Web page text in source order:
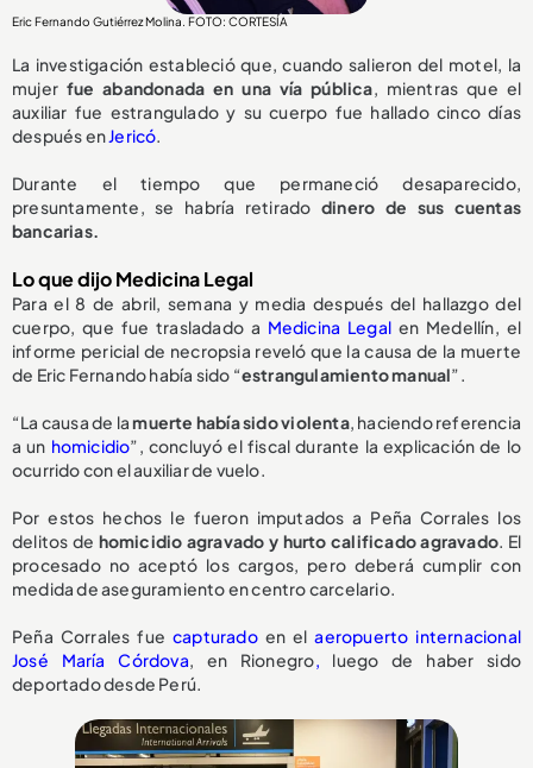
Eric Fernando Gutiérrez Molina. FOTO: CORTESÍA
La investigación estableció que, cuando salieron del motel, la
mujer fue abandonada en una vía pública, mientras que el
auxiliar fue estrangulado y su cuerpo fue hallado cinco días
después enJericó.
Durante el tiempo que permaneció desaparecido,
presuntamente, se habría retirado dinero de sus cuentas
bancarias.
Lo que dijo Medicina Legal
Para el 8 de abril, semana y media después del hallazgo del
cuerpo, que fue trasladado a Medicina Legal en Medellín, el
informe pericial de necropsia reveló que la causa de la muerte
de Eric Fernando había sido “estrangulamiento manual”.
“La causa de lamuerte había sido violenta, haciendo referencia
a un homicidio”, concluyó el fiscal durante la explicación de lo
ocurrido con el auxiliar de vuelo.
Por estos hechos le fueron imputados a Peña Corrales los
delitos de homicidio agravado y hurto calificado agravado. El
procesado no aceptó los cargos, pero deberá cumplir con
medida de aseguramiento en centro carcelario.
Peña Corrales fue capturadoen elaeropuerto internacional
José María Córdova, en Rionegro, luego de haber sido
deportado desde Perú.